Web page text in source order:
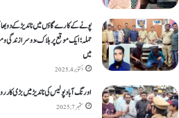
پونے کے کارےگاؤں میں ناندیڑ کے دو
حملہ؛ ایک موقع پر ہلاک، دوسرا زندگی
میں
اکتوبر 4, 2025
اورنگ آباد پولیس کی ناندیڑ میں بڑی
ستمبر 7, 2025